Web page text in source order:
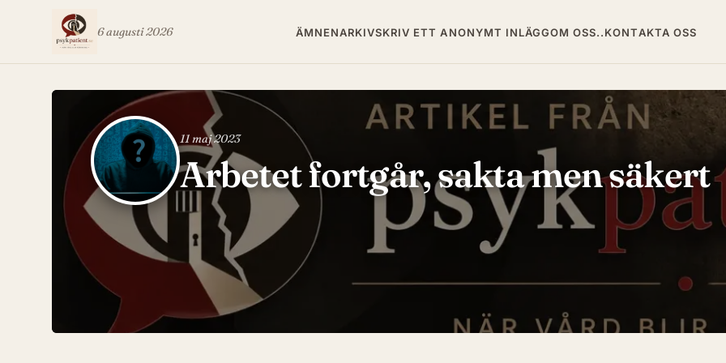
6 augusti 2026 ÄMNENARKIVSKRIV ETT ANONYMT INLÄGGOM OSS..KONTAKTA OSS
11 maj 2023
Arbetet fortgår, sakta men säkert